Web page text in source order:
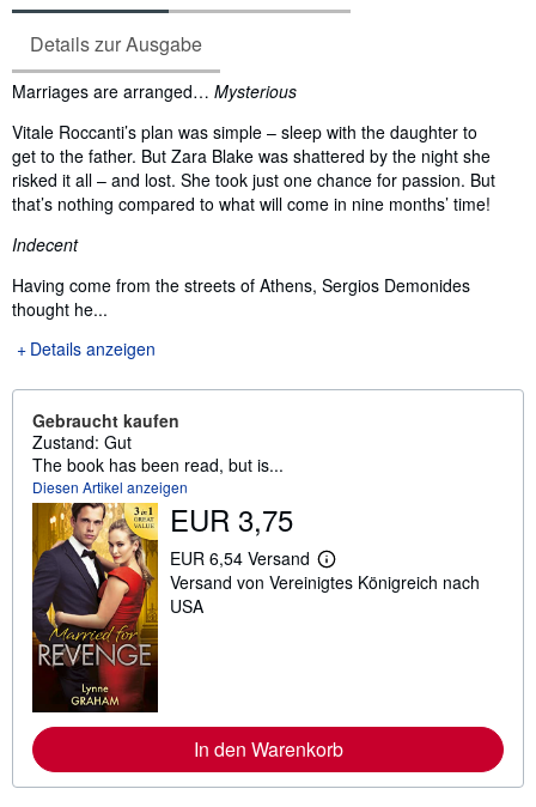
Details zur Ausgabe
Inhaltsangabe
Marriages are arranged… Mysterious
Vitale Roccanti’s plan was simple – sleep with the daughter to
get to the father. But Zara Blake was shattered by the night she
risked it all – and lost. She took just one chance for passion. But
that’s nothing compared to what will come in nine months’ time!
Indecent
Having come from the streets of Athens, Sergios Demonides
thought he...
Details anzeigen
Gebraucht kaufen
Zustand: Gut
The book has been read, but is...
Diesen Artikel anzeigen
EUR 3,75
EUR 6,54 Versand
W
e
f
o
Versand von Vereinigtes Königreich nach
USA
In den Warenkorb